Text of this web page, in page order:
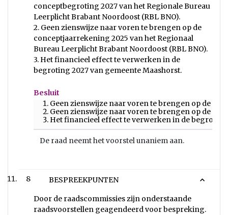
conceptbegroting 2027 van het Regionale Bureau
Leerplicht Brabant Noordoost (RBL BNO).
2. Geen zienswijze naar voren te brengen op de
conceptjaarrekening 2025 van het Regionaal
Bureau Leerplicht Brabant Noordoost (RBL BNO).
3. Het financieel effect te verwerken in de
begroting 2027 van gemeente Maashorst.
Besluit
Geen zienswijze naar voren te brengen op de
Geen zienswijze naar voren te brengen op de
Het financieel effect te verwerken in de
De raad neemt het voorstel unaniem aan.
8 BESPREEKPUNTEN
Door de raadscommissies zijn onderstaande
raadsvoorstellen geagendeerd voor bespreking.